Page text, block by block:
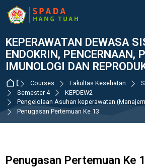
Skip to navigation
Skip to login form
Skip to main content
Skip to accessibility options
Skip to footer
Skip accessibility options
KEPERAWATAN DEWASA
ENDOKRIN, PENCERNAAN,
IMUNOLOGI DAN
Dashboard
Courses Fakultas Kesehatan
Semester 4
KEPDEW2
Penugasan Pertemuan Ke 13
Penugasan Pertemuan Ke